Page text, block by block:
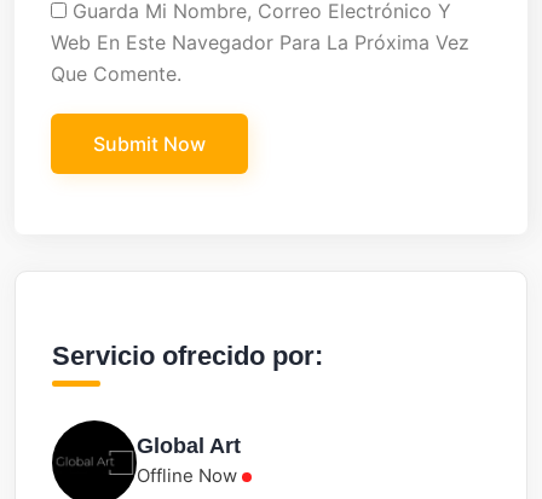
Guarda Mi Nombre, Correo Electrónico Y
Web En Este Navegador Para La Próxima Vez
Que Comente.
Servicio ofrecido por:
Global Art
Offline Now